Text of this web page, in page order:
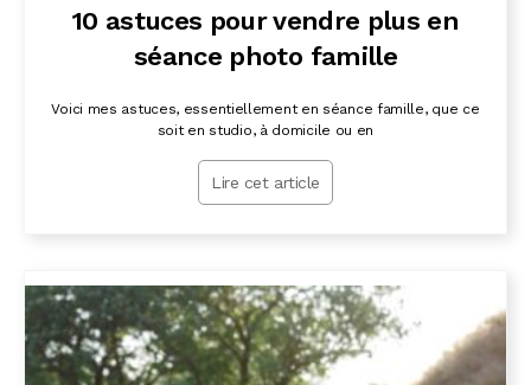
10 astuces pour vendre plus en
séance photo famille
Voici mes astuces, essentiellement en séance famille, que ce
soit en studio, à domicile ou en
Lire cet article